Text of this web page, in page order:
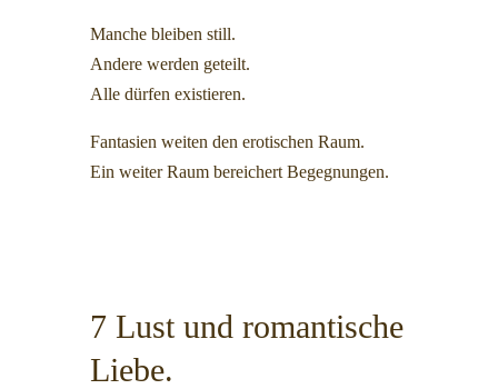
Manche bleiben still.
Andere werden geteilt.
Alle dürfen existieren.
Fantasien weiten den erotischen Raum.
Ein weiter Raum bereichert Begegnungen.
7 Lust und romantische
Liebe.